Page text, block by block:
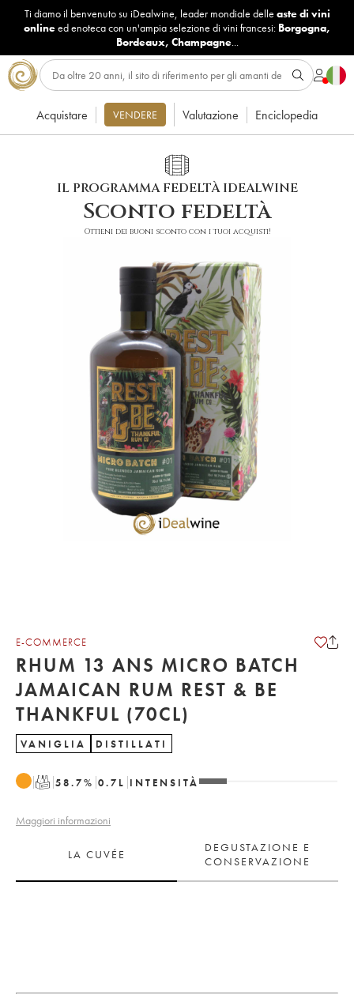
Ti diamo il benvenuto su iDealwine, leader mondiale delle aste di vini
onlineed enoteca con un'ampia selezione di vini francesi: Borgogna,
Bordeaux, Champagne...
Acquistare VENDERE Valutazione Enciclopedia
IL PROGRAMMA FEDELTÀ IDEALWINE
Sconto fedeltà
Ottieni dei buoni sconto con i tuoi acquisti!
E-COMMERCE
RHUM 13 ANS MICRO BATCH
JAMAICAN RUM REST & BE
THANKFUL (70CL)
VANIGLIA DISTILLATI
T 58.7% 0.7 L INTENSITÀ
Maggiori informazioni
LA CUVÉE
DEGUSTAZIONE E
CONSERVAZIONE